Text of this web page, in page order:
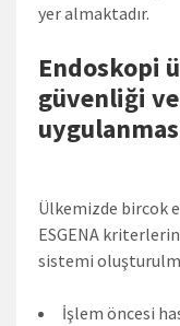
yer almaktadır.
Endoskopi
güvenliği
Ülkemizde bircok
ESGENA
sistemi
İşlem öncesi